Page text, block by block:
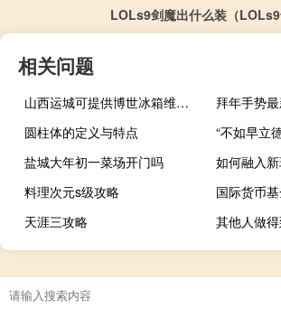
LOLs9剑魔出什么装（LOLs9
相关问题
山西运城可提供博世冰箱维修服务地址在哪
拜年手势
圆柱体的定义与特点
“不如早立
盐城大年初一菜场开门吗
如何融入
料理次元s级攻略
天涯三攻略
其他人做